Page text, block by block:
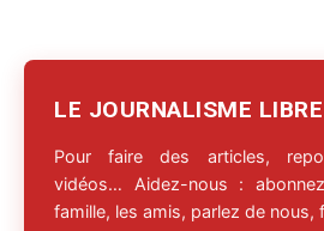
LE JOURNALISME
Pour faire des articles,
vidéos… Aidez-nous :
famille, les amis, parlez de nous,